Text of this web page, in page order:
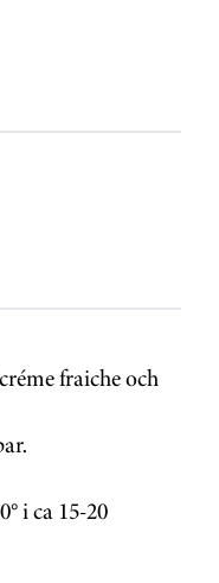
fraiche och
i ca 15-20